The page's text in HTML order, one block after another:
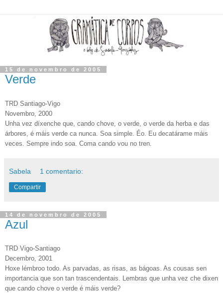
15 de novembro de 2005
Verde
TRD Santiago-Vigo
Novembro, 2000
Unha vez díxenche que, cando chove, o verde, o verde da herba e das
árbores, é máis verde ca nunca. Soa simple. Éo. Eu decatárame máis
veces. Sempre indo soa. Coma cando vou no tren.
Sabela 1 comentario:
Compartir
14 de novembro de 2005
Azul
TRD Vigo-Santiago
Decembro, 2001
Hoxe lémbroo todo. As parvadas, as risas, as bágoas. As cousas sen
importancia que son tan trascendentais. Lembras que unha vez che dixen
que cando chove o verde é máis verde?